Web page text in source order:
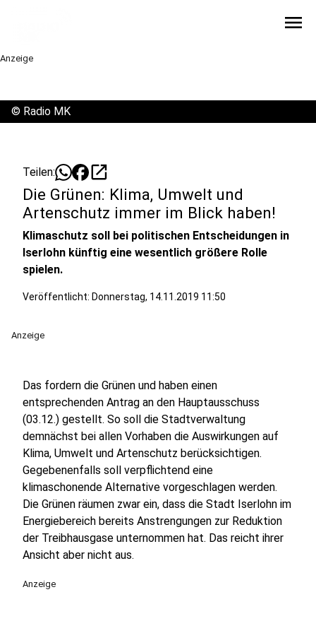
menu
Anzeige
© Radio MK
Teilen: open_in_new
Die Grünen: Klima, Umwelt und
Artenschutz immer im Blick haben!
Klimaschutz soll bei politischen Entscheidungen in
Iserlohn künftig eine wesentlich größere Rolle
spielen.
Veröffentlicht: Donnerstag, 14.11.2019 11:50
Anzeige
Das fordern die Grünen und haben einen
entsprechenden Antrag an den Hauptausschuss
(03.12.) gestellt. So soll die Stadtverwaltung
demnächst bei allen Vorhaben die Auswirkungen auf
Klima, Umwelt und Artenschutz berücksichtigen.
Gegebenenfalls soll verpflichtend eine
klimaschonende Alternative vorgeschlagen werden.
Die Grünen räumen zwar ein, dass die Stadt Iserlohn im
Energiebereich bereits Anstrengungen zur Reduktion
der Treibhausgase unternommen hat. Das reicht ihrer
Ansicht aber nicht aus.
Anzeige